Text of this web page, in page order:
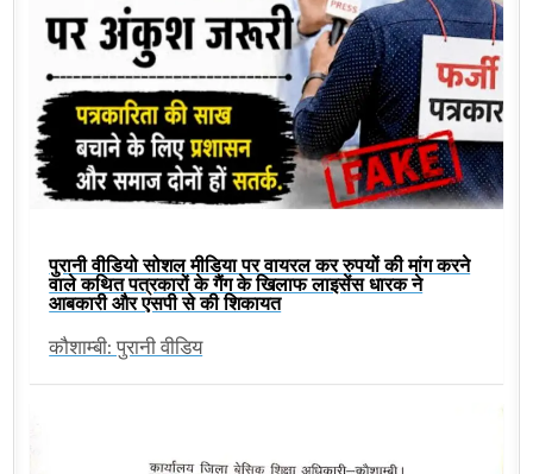
पुरानी वीडियो सोशल मीडिया पर वायरल कर रुपयों की मांग करने
वाले कथित पत्रकारों के गैंग के खिलाफ लाइसेंस धारक ने
आबकारी और एसपी से की शिकायत
कौशाम्बी: पुरानी वीडिय